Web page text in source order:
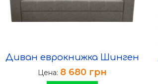
Диван еврокнижка Шинген
Цена: 8 680 грн